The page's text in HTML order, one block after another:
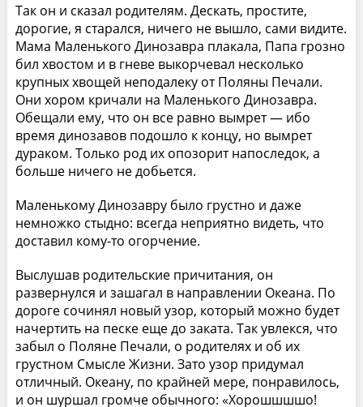
Так он и сказал родителям. Дескать, простите,
дорогие, я старался, ничего не вышло, сами видите.
Мама Маленького Динозавра плакала, Папа грозно
бил хвостом и в гневе выкорчевал несколько
крупных хвощей неподалеку от Поляны Печали.
Они хором кричали на Маленького Динозавра.
Обещали ему, что он все равно вымрет — ибо
время динозавов подошло к концу, но вымрет
дураком. Только род их опозорит напоследок, а
больше ничего не добьется.
Маленькому Динозавру было грустно и даже
немножко стыдно: всегда неприятно видеть, что
доставил кому-то огорчение.
Выслушав родительские причитания, он
развернулся и зашагал в направлении Океана. По
дороге сочинял новый узор, который можно будет
начертить на песке еще до заката. Так увлекся, что
забыл о Поляне Печали, о родителях и об их
грустном Смысле Жизни. Зато узор придумал
отличный. Океану, по крайней мере, понравилось,
и он шуршал громче обычного: «Хорошшшшо!